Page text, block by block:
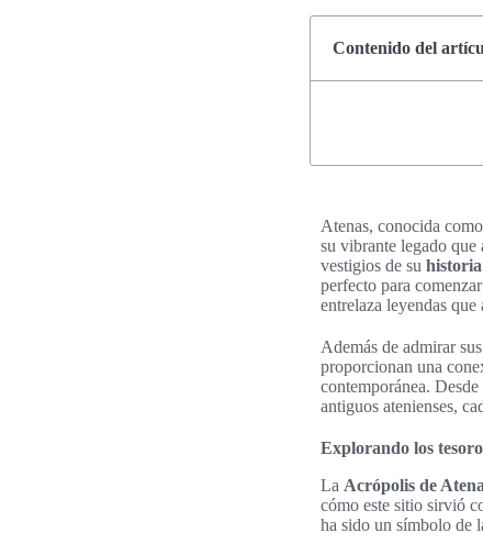
Contenido del
Atenas, conocida
su vibrante legado que
vestigios de su
perfecto para
entrelaza leyendas
Además de admirar
proporcionan una
contemporánea.
antiguos atenienses,
Explorando los
La Acrópolis de
cómo este sitio sirvió
ha sido un símbolo de